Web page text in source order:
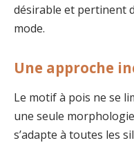
désirable et pertinent
mode.
Une approche
Le motif à pois ne se
une seule
s’adapte à toutes les